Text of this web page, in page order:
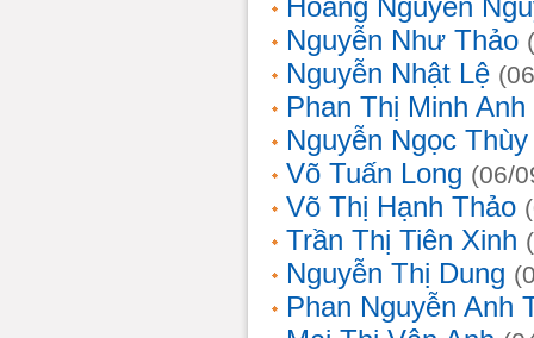
Hoàng Nguyễn
Nguyễn Như Thảo
Nguyễn Nhật Lệ
Phan Thị Minh Anh
Nguyễn Ngọc
Võ Tuấn Long (06/
Võ Thị Hạnh Thảo
Trần Thị Tiên Xinh
Nguyễn Thị Dung
Phan Nguyễn Anh